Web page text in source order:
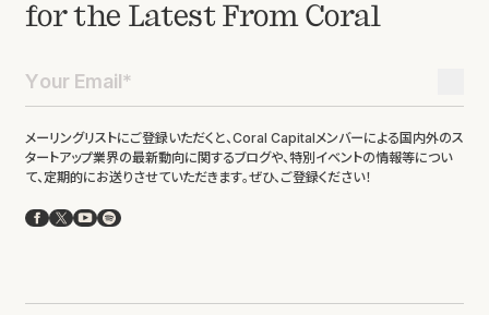
for the Latest From Coral
メーリングリストにご登録いただくと、Coral Capitalメンバーによる国内外のス
タートアップ業界の最新動向に関するブログや、特別イベントの情報等につい
て、定期的にお送りさせていただきます。ぜひ、ご登録ください！
Facebook
X YouTube
Spotify